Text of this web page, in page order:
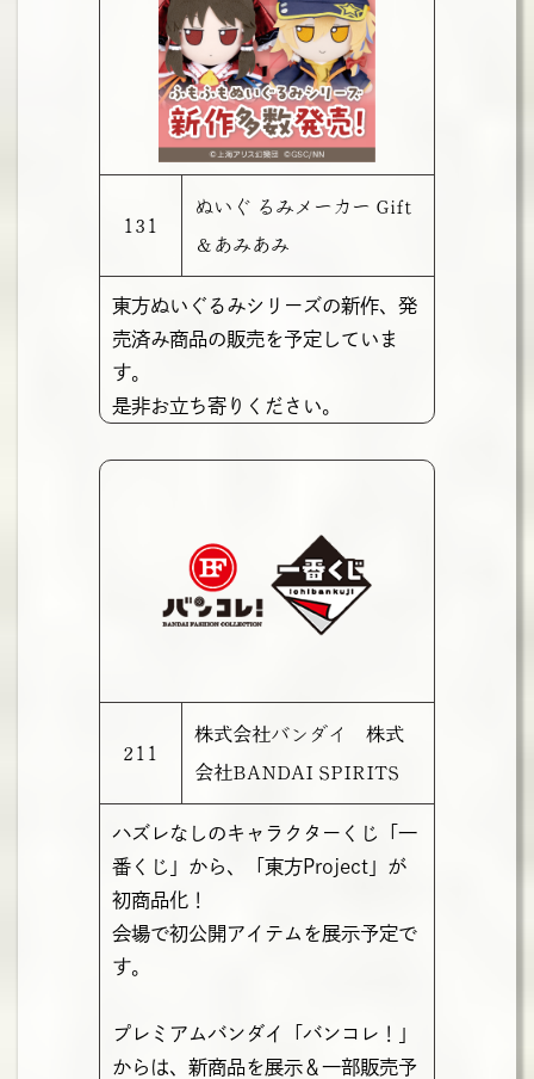
131
ぬいぐ るみメーカー Gift
＆あみあみ
東方ぬいぐるみシリーズの新作、発
売済み商品の販売を予定していま
す。
是非お立ち寄りください。
211
株式会社バンダイ 株式
会社BANDAI SPIRITS
ハズレなしのキャラクターくじ「一
番くじ」から、「東方Project」が
初商品化！
会場で初公開アイテムを展示予定で
す。
プレミアムバンダイ「バンコレ！」
からは、新商品を展示＆一部販売予